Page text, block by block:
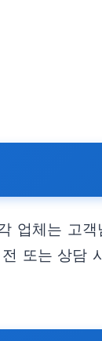
업체는 고
또는 상담